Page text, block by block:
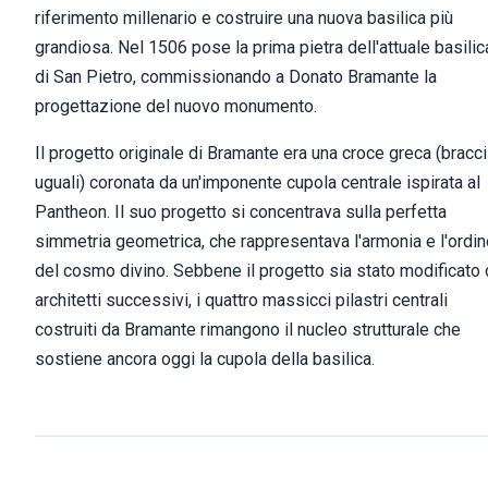
riferimento millenario e costruire una nuova basilica più
grandiosa. Nel 1506 pose la prima pietra dell'attuale
di San Pietro, commissionando a Donato Bramante la
progettazione del nuovo monumento.
Il progetto originale di Bramante era una croce greca (bracci
uguali) coronata da un'imponente cupola centrale ispirata al
Pantheon. Il suo progetto si concentrava sulla perfetta
simmetria geometrica, che rappresentava l'armonia e
del cosmo divino. Sebbene il progetto sia stato modificato
architetti successivi, i quattro massicci pilastri centrali
costruiti da Bramante rimangono il nucleo strutturale che
sostiene ancora oggi la cupola della basilica.